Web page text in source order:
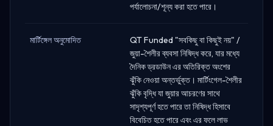
পর্যালোচনা/শূন্য করা হতে পারে।
মার্টিঙ্গেল অনুমোদিত
QT Funded "সবকিছু বা কিছুই নয়" /
জুয়া-শৈলীর ব্যবসা নিষিদ্ধ করে, যার মধ্যে
দৈনিক ড্রডাউন এর অতিরিক্ত অংশের
ঝুঁকি নেওয়া অন্তর্ভুক্ত। মার্টিংগেল-শৈলীর
ঝুঁকি বৃদ্ধি যা জুয়ার আচরণের সাথে
সাদৃশ্যপূর্ণ হতে পারে তা নিষিদ্ধ হিসাবে
বিবেচিত হতে পারে এবং এর ফলে লাভ